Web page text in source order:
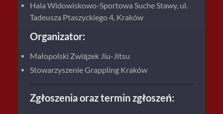
Hala Widowiskowo-Sportowa Suche Stawy, ul.
Tadeusza Ptaszyckiego 4, Kraków
Organizator:
Małopolski Związek Jiu-Jitsu
Stowarzyszenie Grappling Kraków
Zgłoszenia oraz termin zgłoszeń: